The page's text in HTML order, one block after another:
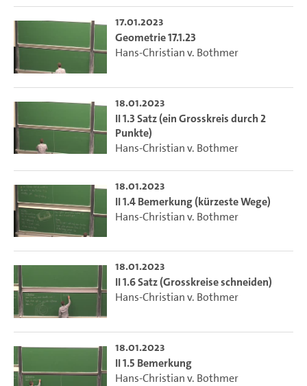
17.01.2023
Geometrie 17.1.23
Hans-Christian v. Bothmer
18.01.2023
II 1.3 Satz (ein Grosskreis durch 2
Punkte)
Hans-Christian v. Bothmer
18.01.2023
II 1.4 Bemerkung (kürzeste Wege)
Hans-Christian v. Bothmer
18.01.2023
II 1.6 Satz (Grosskreise schneiden)
Hans-Christian v. Bothmer
18.01.2023
II 1.5 Bemerkung
Hans-Christian v. Bothmer